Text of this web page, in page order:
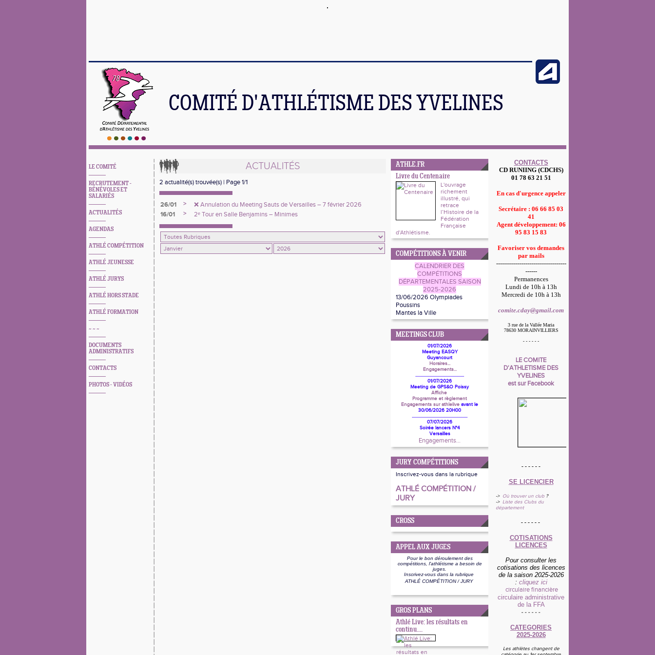
COMITÉ D'ATHLÉTISME DES YVELINES
LE COMITÉ
RECRUTEMENT -
BÉNÉVOLES ET
SALARIÉS
ACTUALITÉS
AGENDAS
ATHLÉ COMPÉTITION
ATHLÉ JEUNESSE
ATHLÉ JURYS
ATHLÉ HORS STADE
ATHLÉ FORMATION
~ ~ ~
DOCUMENTS
ADMINISTRATIFS
CONTACTS
PHOTOS - VIDÉOS
ACTUALITÉS
2 actualité(s) trouvée(s) | Page 1/1
26/01 >
❌ Annulation du Meeting Sauts de Versailles – 7 février 2026
16/01
> 2ᵉ Tour en Salle Benjamins – Minimes
ATHLE.FR
Livre du Centenaire
L'ouvrage
richement
illustré, qui
retrace
l’Histoire de la
Fédération
Française
d'Athlétisme.
COMPÉTITIONS À VENIR
CALENDRIER DES
COMPÉTITIONS
DÉPARTEMENTALES SAISON
2025-2026
13/06/2026 Olympiades
Poussins
Mantes la Ville
MEETINGS CLUB
01/07/2026
Meeting EASQY
Guyancourt
Horaires...
Engagements...
..................................................
01/07/2026
Meeting de GPS&O Poissy
Affiche
Programme et règlement
Engagements sur athlelive avant le
30/06/2026 20H00
.........................................................
07/07/2026
Soirée lancers N°4
Versailles
Engagements...
JURY COMPÉTITIONS
Inscrivez-vous dans la rubrique
ATHLÉ COMPÉTITION /
JURY
CROSS
APPEL AUX JUGES
Pour le bon déroulement des
compétitions, l'athlétisme a besoin de
juges.
Inscrivez-vous dans la rubrique
ATHLÉ COMPÉTITION / JURY
GROS PLANS
Athlé Live: les résultats en
continu....
CONTACTS
CD RUNIING (CDCHS)
01 78 63 21 51
En cas d'urgence appeler
Secrétaire : 06 66 85 03
41
Agent développement: 06
95 83 15 83
Favoriser vos demandes
par mails
------------------------------------
------
Permanences
Lundi de 10h à 13h
Mercredi de 10h à 13h
comite.cday@gmail.com
3 rue de la Vallée Maria
78630 MORAINVILLIERS
- - - - - -
LE COMITE
D'ATHLETISME DES
YVELINES
est sur Facebook
- - - - - -
SE LICENCIER
-> Où trouver un club ?
-> Liste des Clubs du
département
- - - - - -
COTISATIONS
LICENCES
Pour consulter les
cotisations des licences
de la saison 2025-2026
: cliquez ici
circulaire financière
circulaire administrative
de la FFA
- - - - - -
CATEGORIES
2025-2026
Les athlètes changent de